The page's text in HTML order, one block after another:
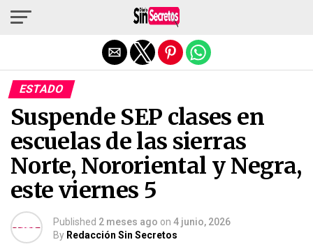
ESTADO
Suspende SEP clases en
escuelas de las sierras
Norte, Nororiental y Negra,
este viernes 5
Published 2 meses ago on 4 junio, 2026
By Redacción Sin Secretos
Salir de la versión móvil